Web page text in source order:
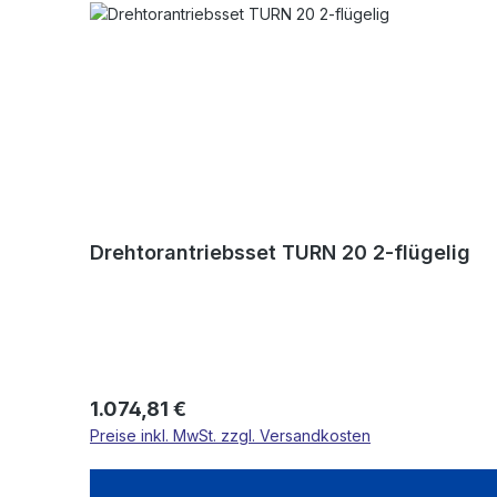
Drehtorantriebsset TURN 20 2-flügelig
Regulärer Preis:
1.074,81 €
Preise inkl. MwSt. zzgl. Versandkosten